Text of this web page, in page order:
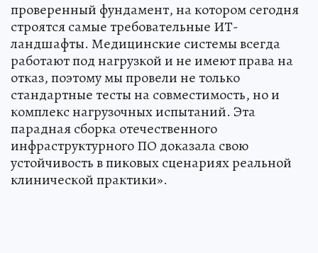
проверенный фундамент, на котором сегодня
строятся самые требовательные ИТ-
ландшафты. Медицинские системы всегда
работают под нагрузкой и не имеют права на
отказ, поэтому мы провели не только
стандартные тесты на совместимость, но и
комплекс нагрузочных испытаний. Эта
парадная сборка отечественного
инфраструктурного ПО доказала свою
устойчивость в пиковых сценариях реальной
клинической практики».